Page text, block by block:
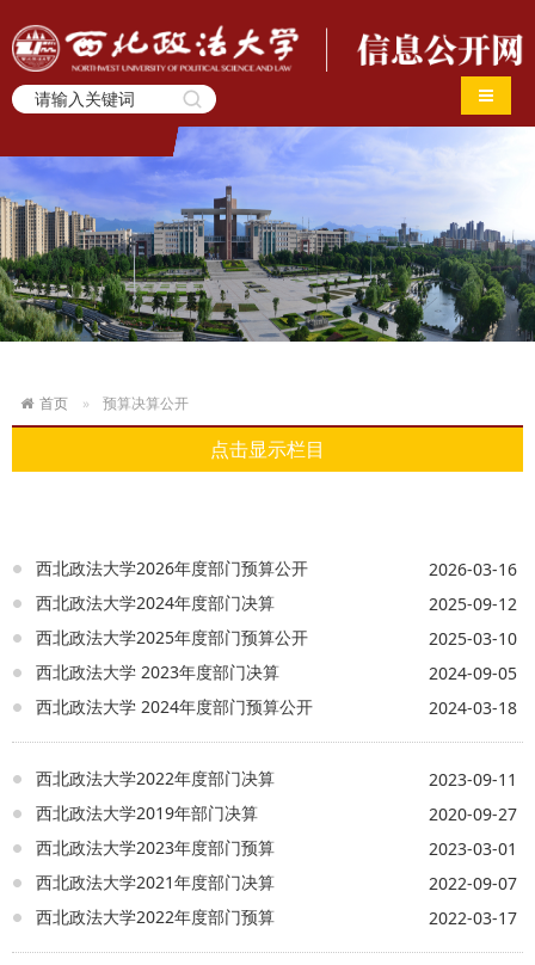
导航切
首页 预算决算公开
点击显示栏目
西北政法大学2026年度部门预算公开
2026-03-16
西北政法大学2024年度部门决算
2025-09-12
西北政法大学2025年度部门预算公开
2025-03-10
西北政法大学 2023年度部门决算
2024-09-05
西北政法大学 2024年度部门预算公开
2024-03-18
西北政法大学2022年度部门决算
2023-09-11
西北政法大学2019年部门决算
2020-09-27
西北政法大学2023年度部门预算
2023-03-01
西北政法大学2021年度部门决算
2022-09-07
西北政法大学2022年度部门预算
2022-03-17